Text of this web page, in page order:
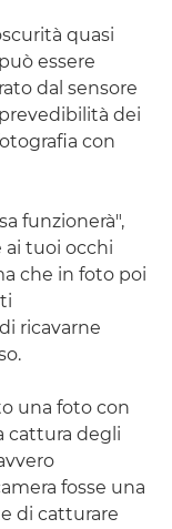
quasi
essere
dal sensore
dei
con
funzionerà",
ai tuoi occhi
che in foto poi
ricavarne
una foto con
cattura degli
fosse una
di catturare